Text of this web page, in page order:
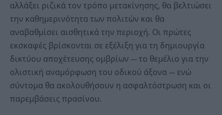
αλλάξει ριζικά τον τρόπο μετακίνησης, θα βελτιώσει
την καθημερινότητα των πολιτών και θα
αναβαθμίσει αισθητικά την περιοχή. Οι πρώτες
εκσκαφές βρίσκονται σε εξέλιξη για τη δημιουργία
δικτύου αποχέτευσης ομβρίων — το θεμέλιο για την
ολιστική αναμόρφωση του οδικού άξονα — ενώ
σύντομα θα ακολουθήσουν η ασφαλτόστρωση και οι
παρεμβάσεις πρασίνου.